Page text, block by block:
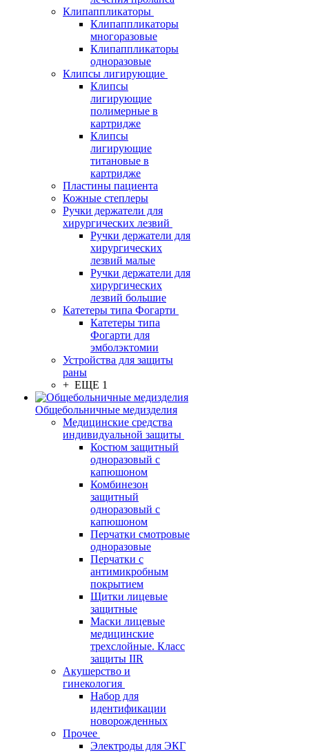
Клипаппликаторы
Клипаппликаторы
многоразовые
Клипаппликаторы
одноразовые
Клипсы лигирующие
Клипсы
лигирующие
полимерные в
картридже
Клипсы
лигирующие
титановые в
картридже
Пластины пациента
Кожные степлеры
Ручки держатели для
хирургических лезвий
Ручки держатели для
хирургических
лезвий малые
Ручки держатели для
хирургических
лезвий большие
Катетеры типа Фогарти
Катетеры типа
Фогарти для
эмболэктомии
Устройства для защиты
раны
+ ЕЩЕ 1
Общебольничные медизделия
Медицинские средства
индивидуальной защиты
Костюм защитный
одноразовый с
капюшоном
Комбинезон
защитный
одноразовый с
капюшоном
Перчатки смотровые
одноразовые
Перчатки с
антимикробным
покрытием
Щитки лицевые
защитные
Маски лицевые
медицинские
трехслойные. Класс
защиты IIR
Акушерство и
гинекология
Набор для
идентификации
новорожденных
Прочее
Электроды для ЭКГ